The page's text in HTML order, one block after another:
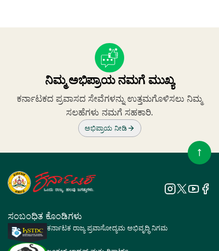
ನಿಮ್ಮ ಅಭಿಪ್ರಾಯ ನಮಗೆ ಮುಖ್ಯ
ಕರ್ನಾಟಕದ ಪ್ರವಾಸದ ಸೇವೆಗಳನ್ನು ಉತ್ತಮಗೊಳಿಸಲು ನಿಮ್ಮ
ಸಲಹೆಗಳು ನಮಗೆ ಸಹಕಾರಿ.
ಅಭಿಪ್ರಾಯ ನೀಡಿ
ಸಂಬಂಧಿತ ಕೊಂಡಿಗಳು
ಕರ್ನಾಟಕ ರಾಜ್ಯ ಪ್ರವಾಸೋದ್ಯಮ ಅಭಿವೃದ್ಧಿ ನಿಗಮ